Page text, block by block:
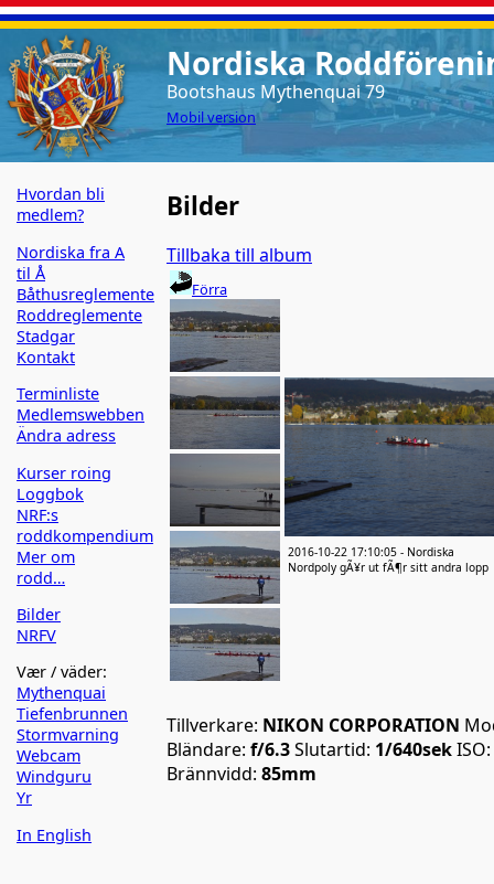
Nordiska
Bootshaus Mythenquai 79
Mobil version
Hvordan bli
medlem?
Nordiska fra A
til Å
Båthusreglemente
Roddreglemente
Stadgar
Kontakt
Terminliste
Medlemswebben
Ändra adress
Kurser roing
Loggbok
NRF:s
roddkompendium
Mer om
rodd…
Bilder
NRFV
Vær / väder:
Mythenquai
Tiefenbrunnen
Stormvarning
Webcam
Windguru
Yr
In English
Bilder
Tillbaka till album
Förra
2016-10-22 17:10:05 - Nordiska
Nordpoly gÃ¥r ut fÃ¶r sitt andra lopp
Tillverkare: NIKON CORPORATION
Bländare: f/6.3Slutartid: 1/640sekISO:
Brännvidd: 85mm